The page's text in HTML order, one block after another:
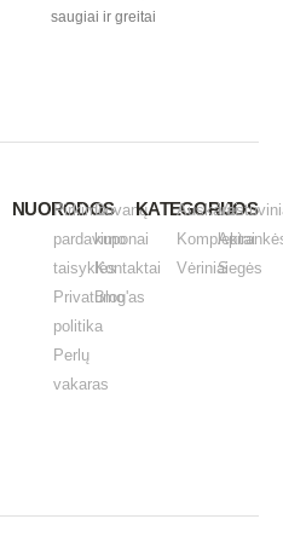
saugiai ir greitai
NUORODOS
Pirkimo -
pardavimo
taisyklės
Privatumo
politika
Perlų
vakaras
Dovanų
kuponai
Kontaktai
Blog'as
KATEGORIJOS
Auskarai
Komplektai
VėriniaiSegės